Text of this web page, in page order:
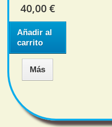
40,00 €
Añadir al
carrito
Más